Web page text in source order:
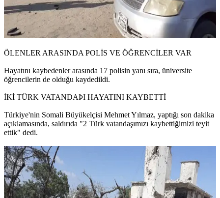
ÖLENLER ARASINDA POLİS VE ÖĞRENCİLER VAR
Hayatını kaybedenler arasında 17 polisin yanı sıra, üniversite
öğrencilerin de olduğu kaydedildi.
İKİ TÜRK VATANDAÞI HAYATINI KAYBETTİ
Türkiye'nin Somali Büyükelçisi Mehmet Yılmaz, yaptığı son dakika
açıklamasında, saldırıda "2 Türk vatandaşımızı kaybettiğimizi teyit
ettik" dedi.